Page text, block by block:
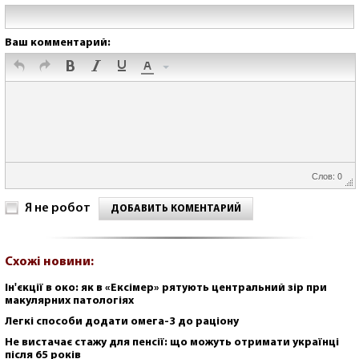
Ваш комментарий:
Слов: 0
Я не робот ДОБАВИТЬ КОМЕНТАРИЙ
Схожі новини:
Ін'єкції в око: як в «Ексімер» рятують центральний зір при
макулярних патологіях
Легкі способи додати омега-3 до раціону
Не вистачає стажу для пенсії: що можуть отримати українці
після 65 років